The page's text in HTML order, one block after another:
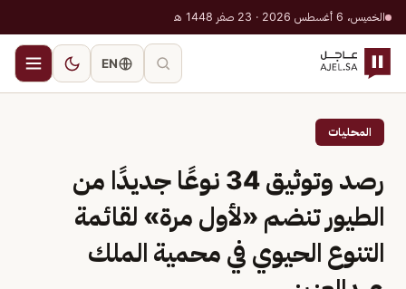
الخميس، 6 أغسطس 2026 · 23 صفر 1448 هـ
EN
المحليات
رصد وتوثيق 34 نوعًا جديدًا من
الطيور تنضم «لأول مرة» لقائمة
التنوع الحيوي في محمية الملك